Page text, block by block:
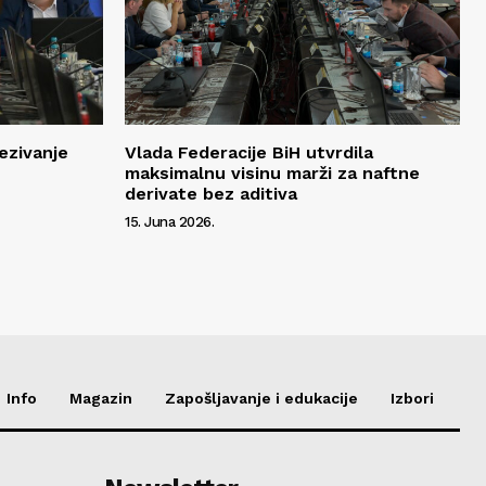
Vlada Federacije BiH utvrdila
maksimalnu visinu marži za naftne
derivate bez aditiva
15. Juna 2026.
Info Magazin Zapošljavanje i edukacije Izbori